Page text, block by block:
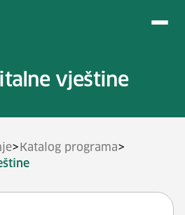
vještine
> Katalog programa>